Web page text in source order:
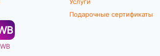
WB
Подарочные сертификаты